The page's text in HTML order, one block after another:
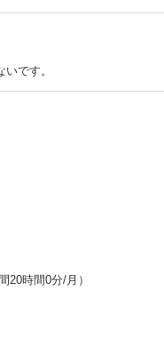
です。
20時間0分/月）